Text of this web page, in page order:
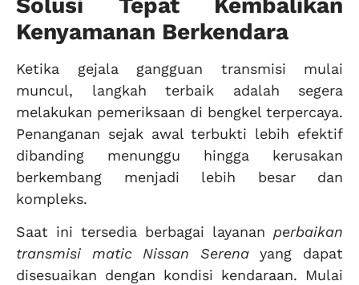
Kenyamanan Berkendara
Ketika gejala gangguan transmisi mulai
muncul, langkah terbaik adalah segera
melakukan pemeriksaan di bengkel terpercaya.
Penanganan sejak awal terbukti lebih efektif
dibanding menunggu hingga kerusakan
berkembang menjadi lebih besar dan
kompleks.
Saat ini tersedia berbagai layanan perbaikan
transmisi matic Nissan Serenayang dapat
disesuaikan dengan kondisi kendaraan. Mulai